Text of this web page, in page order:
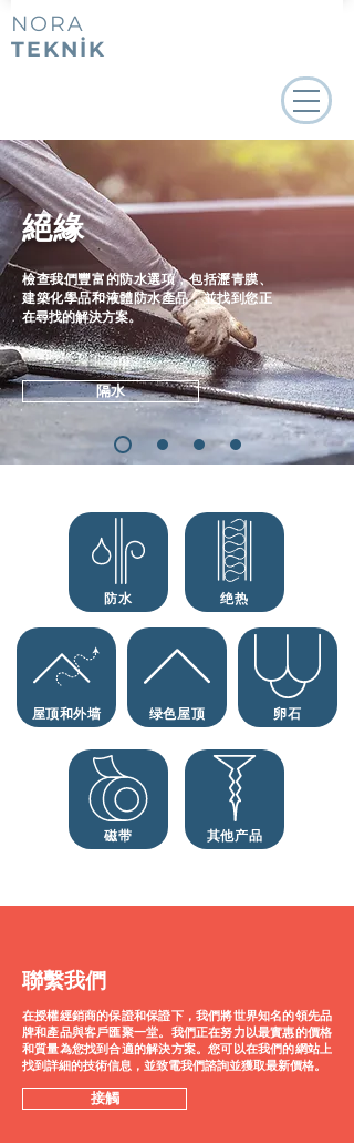
NORA
TEKNİK
絕緣
檢查我們豐富的防水選項，包括瀝青膜、
建築化學品和液體防水產品，並找到您正
在尋找的解決方案。
隔水
防水 绝热
屋顶和外墙 绿色屋顶 卵石
磁带 其他产品
聯繫我們
在授權經銷商的保證和保證下，我們將世界知名的領先品
牌和產品與客戶匯聚一堂。我們正在努力以最實惠的價格
和質量為您找到合適的解決方案。您可以在我們的網站上
找到詳細的技術信息，並致電我們諮詢並獲取最新價格。
接觸